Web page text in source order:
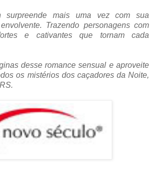
surpreende mais uma vez com sua
Trazendo personagens com
e cativantes que tornam cada
desse romance sensual e aproveite
os mistérios dos caçadores da Noite,